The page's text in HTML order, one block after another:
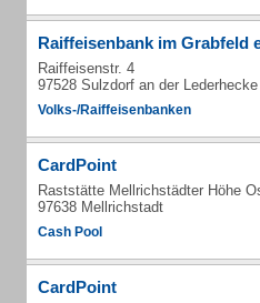
Raiffeisenbank im Grabfeld
Raiffeisenstr. 4
97528 Sulzdorf an der Lederhecke
Volks-/Raiffeisenbanken
CardPoint
Raststätte Mellrichstädter Höhe
97638 Mellrichstadt
Cash Pool
CardPoint